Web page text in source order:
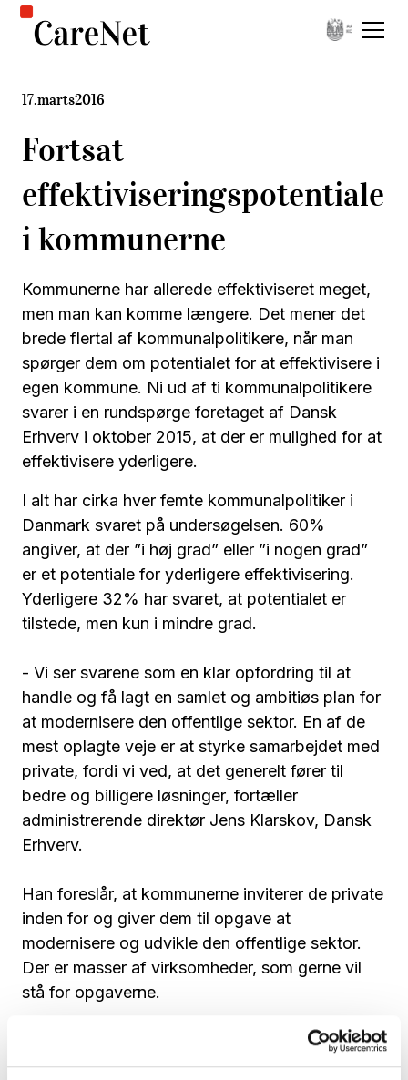
17.marts2016
Fortsat
effektiviseringspotentiale
i kommunerne
Kommunerne har allerede effektiviseret meget,
men man kan komme længere. Det mener det
brede flertal af kommunalpolitikere, når man
spørger dem om potentialet for at effektivisere i
egen kommune. Ni ud af ti kommunalpolitikere
svarer i en rundspørge foretaget af Dansk
Erhverv i oktober 2015, at der er mulighed for at
effektivisere yderligere.
I alt har cirka hver femte kommunalpolitiker i
Danmark svaret på undersøgelsen. 60%
angiver, at der ”i høj grad” eller ”i nogen grad”
er et potentiale for yderligere effektivisering.
Yderligere 32% har svaret, at potentialet er
tilstede, men kun i mindre grad.
- Vi ser svarene som en klar opfordring til at
handle og få lagt en samlet og ambitiøs plan for
at modernisere den offentlige sektor. En af de
mest oplagte veje er at styrke samarbejdet med
private, fordi vi ved, at det generelt fører til
bedre og billigere løsninger, fortæller
administrerende direktør Jens Klarskov, Dansk
Erhverv.
Han foreslår, at kommunerne inviterer de private
inden for og giver dem til opgave at
modernisere og udvikle den offentlige sektor.
Der er masser af virksomheder, som gerne vil
stå for opgaverne.
- I dag tager kommunerne praktisk talt alt for
store byrder på sig. De vil både være